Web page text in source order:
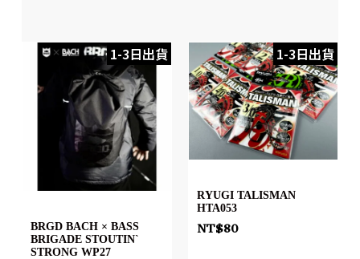
1-3日出貨
BRGD BACH × BASS
BRIGADE STOUTIN`
STRONG WP27
1-3日出貨
RYUGI TALISMAN
HTA053
NT$80